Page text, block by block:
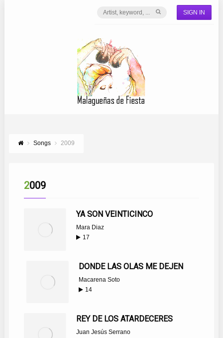
SIGN IN
Songs 2009
2009
YA SON VEINTICINCO
Mara Diaz
17
DONDE LAS OLAS ME DEJEN
Macarena Soto
14
REY DE LOS ATARDECERES
Juan Jesús Serrano